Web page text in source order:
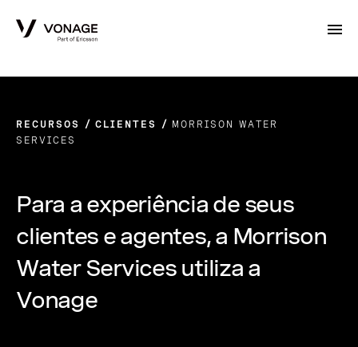
RECURSOS CLIENTES
MORRISON WATER
SERVICES
Para a experiência de seus
clientes e agentes, a Morrison
Water Services utiliza a
Vonage